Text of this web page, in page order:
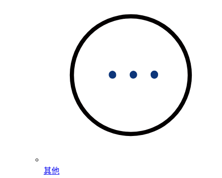
其他